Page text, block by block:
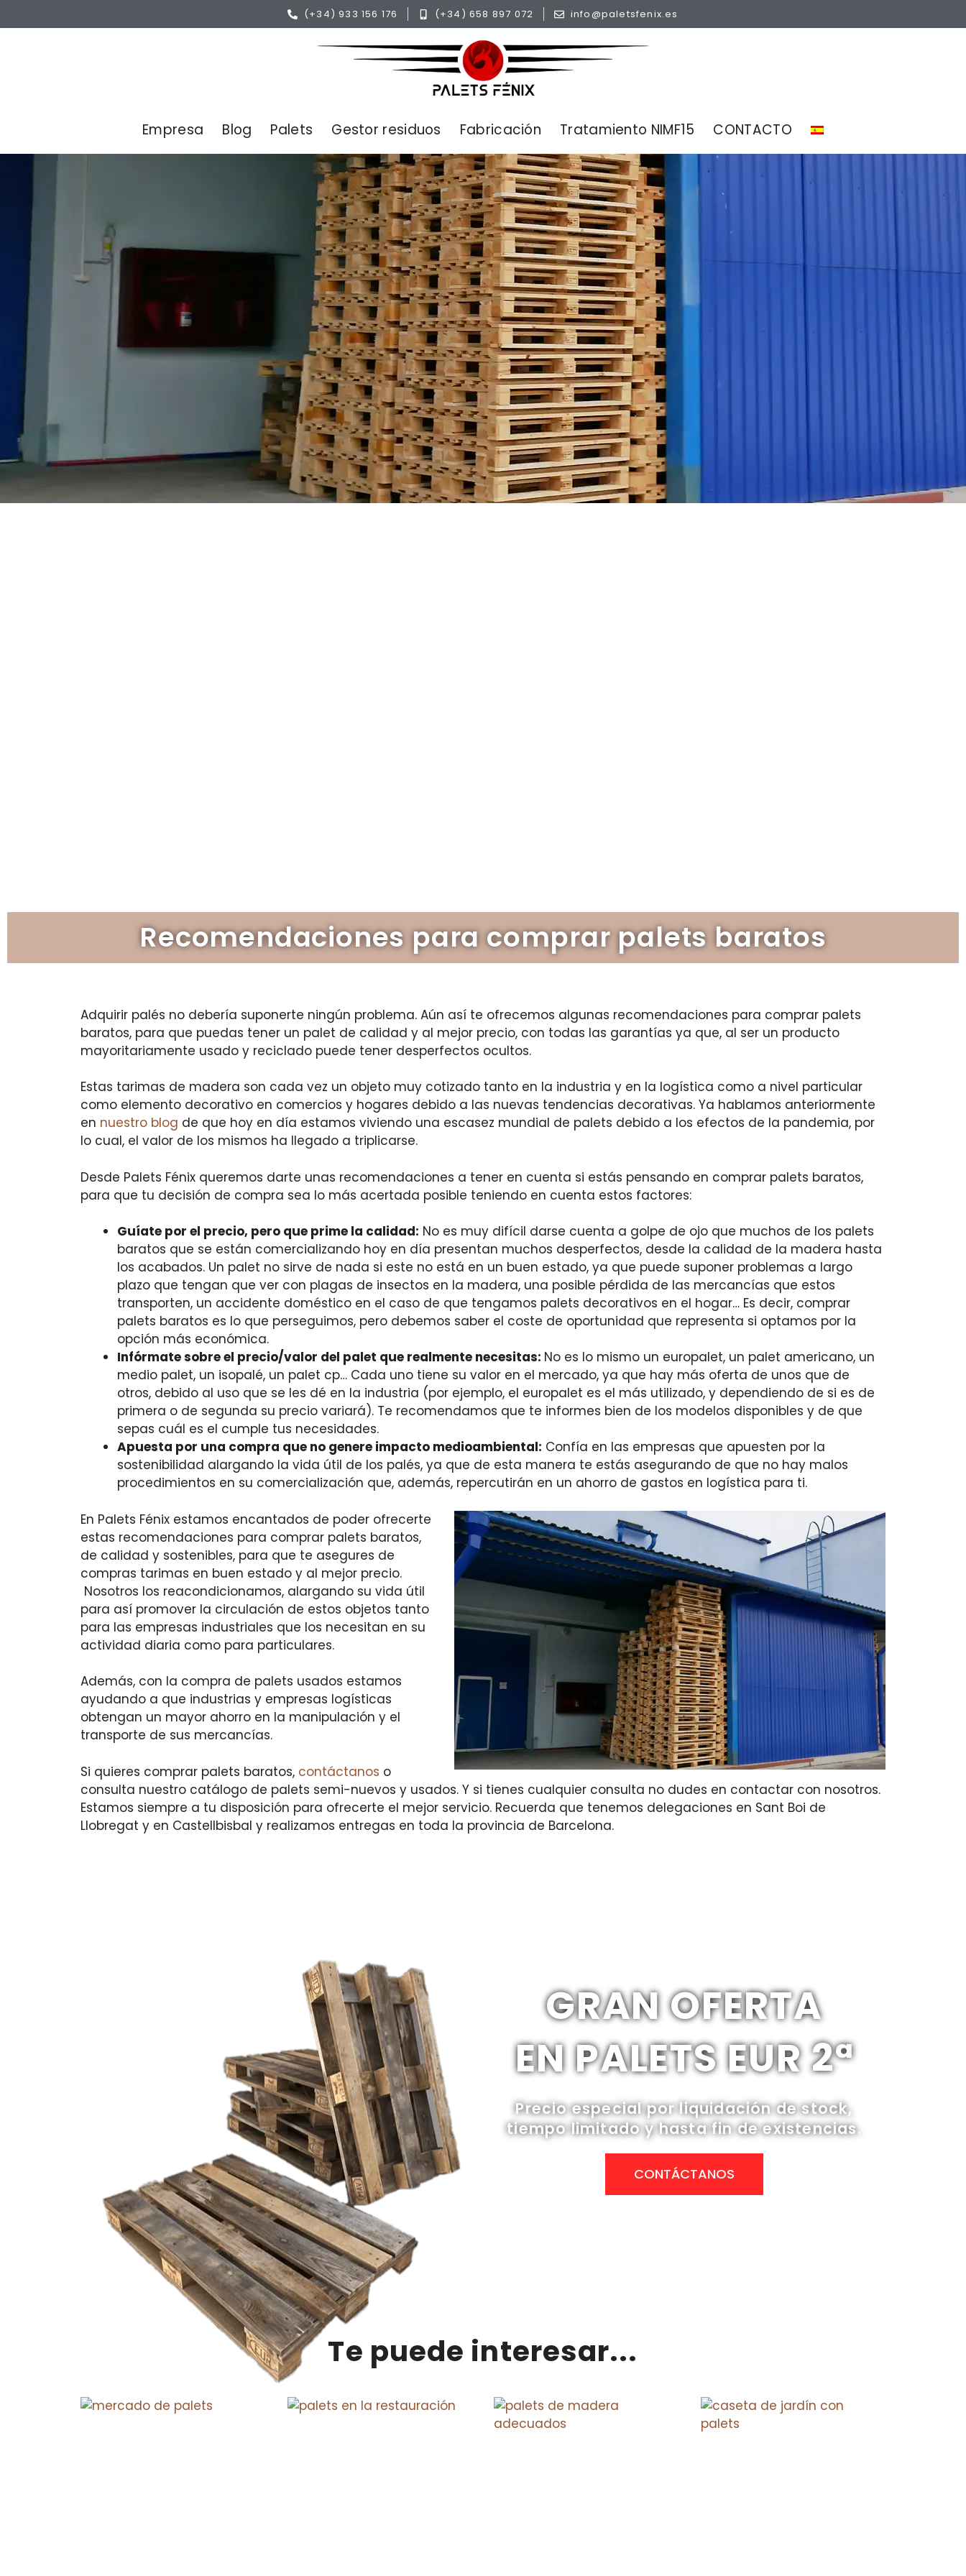
(+34) 933 156 176 (+34) 658 897 072 info@paletsfenix.es
Empresa Blog Palets Gestor residuos Fabricación Tratamiento NIMF15 CONTACTO
Recomendaciones para comprar palets baratos
Adquirir palés no debería suponerte ningún problema. Aún así te ofrecemos algunas recomendaciones para comprar palets
baratos, para que puedas tener un palet de calidad y al mejor precio, con todas las garantías ya que, al ser un producto
mayoritariamente usado y reciclado puede tener desperfectos ocultos.
Estas tarimas de madera son cada vez un objeto muy cotizado tanto en la industria y en la logística como a nivel particular
como elemento decorativo en comercios y hogares debido a las nuevas tendencias decorativas. Ya hablamos anteriormente
en nuestro blog de que hoy en día estamos viviendo una escasez mundial de palets debido a los efectos de la pandemia, por
lo cual, el valor de los mismos ha llegado a triplicarse.
Desde Palets Fénix queremos darte unas recomendaciones a tener en cuenta si estás pensando en comprar palets baratos,
para que tu decisión de compra sea lo más acertada posible teniendo en cuenta estos factores:
Guíate por el precio, pero que prime la calidad: No es muy difícil darse cuenta a golpe de ojo que muchos de los palets
baratos que se están comercializando hoy en día presentan muchos desperfectos, desde la calidad de la madera hasta
los acabados. Un palet no sirve de nada si este no está en un buen estado, ya que puede suponer problemas a largo
plazo que tengan que ver con plagas de insectos en la madera, una posible pérdida de las mercancías que estos
transporten, un accidente doméstico en el caso de que tengamos palets decorativos en el hogar… Es decir, comprar
palets baratos es lo que perseguimos, pero debemos saber el coste de oportunidad que representa si optamos por la
opción más económica.
Infórmate sobre el precio/valor del palet que realmente necesitas: No es lo mismo un europalet, un palet americano, un
medio palet, un isopalé, un palet cp… Cada uno tiene su valor en el mercado, ya que hay más oferta de unos que de
otros, debido al uso que se les dé en la industria (por ejemplo, el europalet es el más utilizado, y dependiendo de si es de
primera o de segunda su precio variará). Te recomendamos que te informes bien de los modelos disponibles y de que
sepas cuál es el cumple tus necesidades.
Apuesta por una compra que no genere impacto medioambiental: Confía en las empresas que apuesten por la
sostenibilidad alargando la vida útil de los palés, ya que de esta manera te estás asegurando de que no hay malos
procedimientos en su comercialización que, además, repercutirán en un ahorro de gastos en logística para ti.
En Palets Fénix estamos encantados de poder ofrecerte
estas recomendaciones para comprar palets baratos,
de calidad y sostenibles, para que te asegures de
compras tarimas en buen estado y al mejor precio.
Nosotros los reacondicionamos, alargando su vida útil
para así promover la circulación de estos objetos tanto
para las empresas industriales que los necesitan en su
actividad diaria como para particulares.
Además, con la compra de palets usados estamos
ayudando a que industrias y empresas logísticas
obtengan un mayor ahorro en la manipulación y el
transporte de sus mercancías.
Si quieres comprar palets baratos, contáctanos o
consulta nuestro catálogo de palets semi-nuevos y usados. Y si tienes cualquier consulta no dudes en contactar con nosotros.
Estamos siempre a tu disposición para ofrecerte el mejor servicio. Recuerda que tenemos delegaciones en Sant Boi de
Llobregat y en Castellbisbal y realizamos entregas en toda la provincia de Barcelona.
GRAN OFERTA
EN PALETS EUR 2ª
Precio especial por liquidación de stock,
tiempo limitado y hasta fin de existencias.
CONTÁCTANOS
Te puede interesar...